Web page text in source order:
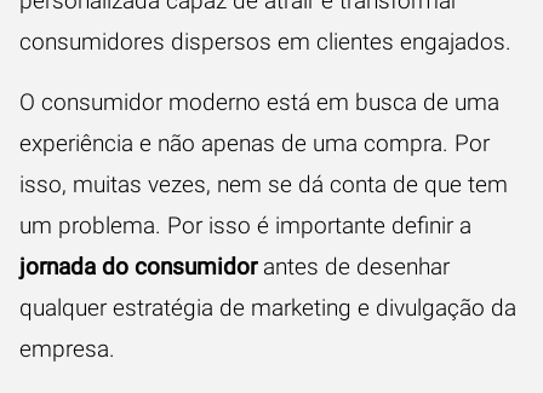
consumidores dispersos em clientes engajados.
O consumidor moderno está em busca de uma
experiência e não apenas de uma compra. Por
isso, muitas vezes, nem se dá conta de que tem
um problema. Por isso é importante definir a
jornada do consumidorantes de desenhar
qualquer estratégia de marketing e divulgação da
empresa.